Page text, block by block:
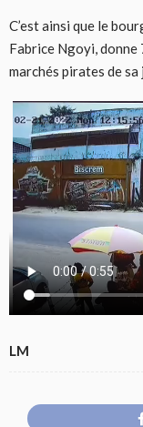
C’est ainsi que le
Fabrice Ngoyi,
marchés pirates de
LM